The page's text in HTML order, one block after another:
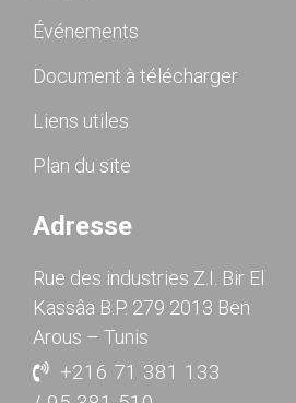
Événements
Document à télécharger
Liens utiles
Plan du site
Adresse
Rue des industries Z.I. Bir El
Kassâa B.P. 279 2013 Ben
Arous – Tunis
+216 71 381 133